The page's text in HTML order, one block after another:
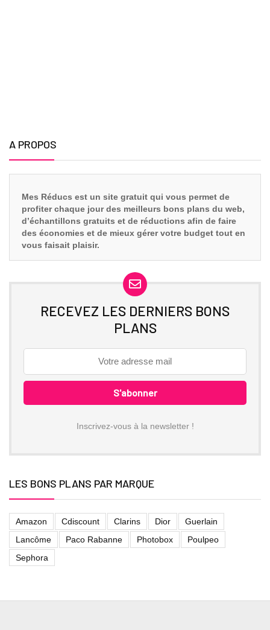
A PROPOS
Mes Réducs est un site gratuit qui vous permet de
profiter chaque jour des meilleurs bons plans du web,
d’échantillons gratuits et de réductions afin de faire
des économies et de mieux gérer votre budget tout en
vous faisait plaisir.
RECEVEZ LES DERNIERS BONS
PLANS
Inscrivez-vous à la newsletter !
LES BONS PLANS PAR MARQUE
Amazon Cdiscount Clarins Dior
Guerlain
Lancôme
Paco Rabanne Photobox
Poulpeo
Sephora